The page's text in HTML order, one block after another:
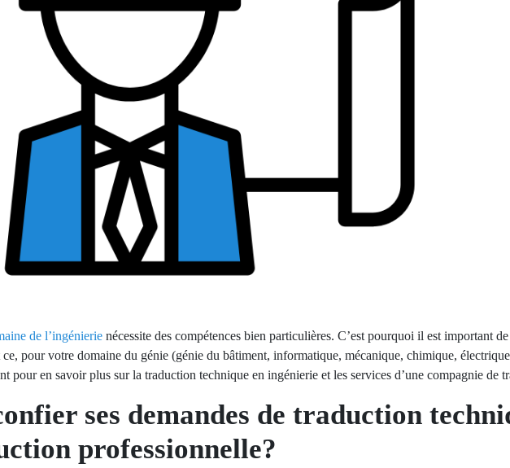
de l’ingénierie nécessite des compétences bien particulières. C’est pourquoi il est important
ce, pour votre domaine du génie (génie du bâtiment, informatique, mécanique, chimique,
pour en savoir plus sur la traduction technique en ingénierie et les services d’une compagnie de
ses demandes de traduction
professionnelle?